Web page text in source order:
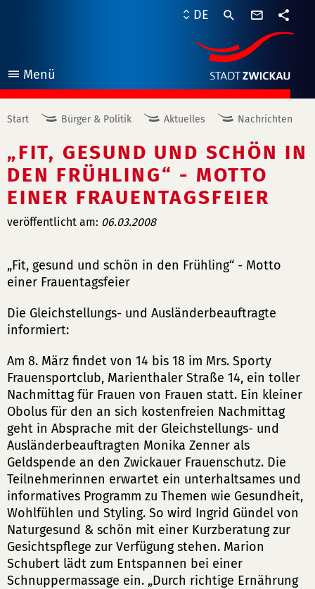
Menü
öffnen
DE
Start Bürger & Politik Aktuelles Nachrichten
„FIT, GESUND UND SCHÖN IN
DEN FRÜHLING“ - MOTTO
EINER FRAUENTAGSFEIER
veröffentlicht am: 06.03.2008
„Fit, gesund und schön in den Frühling“ - Motto
einer Frauentagsfeier
Die Gleichstellungs- und Ausländerbeauftragte
informiert:
Am 8. März findet von 14 bis 18 im Mrs. Sporty
Frauensportclub, Marienthaler Straße 14, ein toller
Nachmittag für Frauen von Frauen statt. Ein kleiner
Obolus für den an sich kostenfreien Nachmittag
geht in Absprache mit der Gleichstellungs- und
Ausländerbeauftragten Monika Zenner als
Geldspende an den Zwickauer Frauenschutz. Die
Teilnehmerinnen erwartet ein unterhaltsames und
informatives Programm zu Themen wie Gesundheit,
Wohlfühlen und Styling. So wird Ingrid Gündel von
Naturgesund & schön mit einer Kurzberatung zur
Gesichtspflege zur Verfügung stehen. Marion
Schubert lädt zum Entspannen bei einer
Schnuppermassage ein. „Durch richtige Ernährung